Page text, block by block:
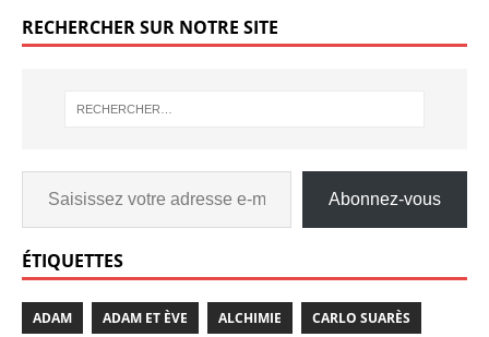
RECHERCHER SUR NOTRE SITE
Abonnez-vous
ÉTIQUETTES
ADAM ADAM ET ÈVE ALCHIMIE CARLO SUARÈS